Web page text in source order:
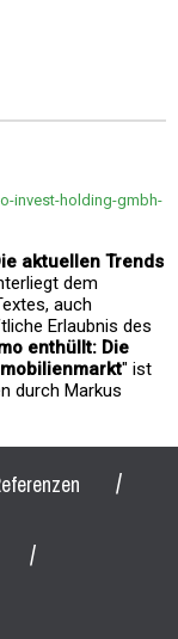
invest-holding-gmbh-
aktuellen Trends
dem
auch
Erlaubnis des
enthüllt: Die
" ist
durch Markus
/
/